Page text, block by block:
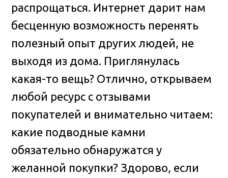
распрощаться. Интернет дарит нам
бесценную возможность перенять
полезный опыт других людей, не
выходя из дома. Приглянулась
какая-то вещь? Отлично, открываем
любой ресурс с отзывами
покупателей и внимательно читаем:
какие подводные камни
обязательно обнаружатся у
желанной покупки? Здорово, если